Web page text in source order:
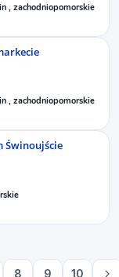
, zachodniopomorskie
, zachodniopomorskie
Świnoujście
8 9 10